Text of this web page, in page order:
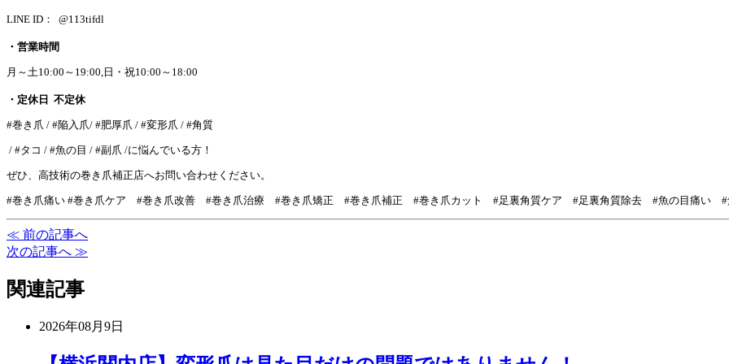
LINE ID： @113tifdl
・営業時間
月～土10:00～19:00,日・祝10:00～18:00
・定休日 不定休
#巻き爪 / #陥入爪/ #肥厚爪 / #変形爪 / #角質
/ #タコ / #魚の目 / #副爪 /に悩んでいる方！
ぜひ、高技術の巻き爪補正店へお問い合わせください。
#巻き爪痛い #巻き爪ケア #巻き爪改善 #巻き爪治療 #巻き爪矯正 #巻き爪補正 #巻き爪カット #足裏角質ケア #足裏角質除去 #魚の目痛い
≪ 前の記事へ
次の記事へ ≫
関連記事
2026年08月9日